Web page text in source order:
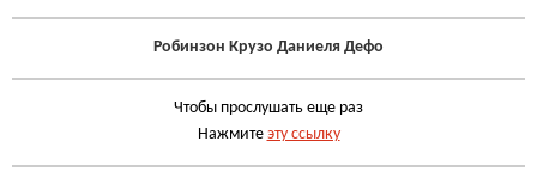
Робинзон Крузо Даниеля Дефо
Чтобы прослушать еще раз
Нажмите эту ссылку